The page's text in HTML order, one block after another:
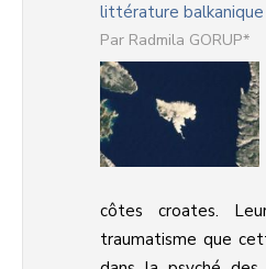
littérature balkanique
Radmila GORUP*
côtes croates.
traumatisme que